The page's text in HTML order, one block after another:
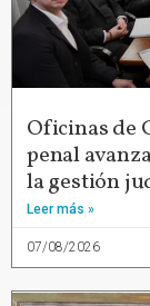
Oficinas de
penal
la gestión
Leer más »
07/08/2026